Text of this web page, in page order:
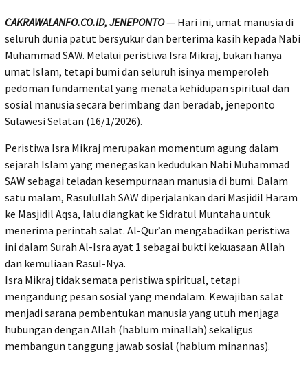
CAKRAWALANFO.CO.ID, JENEPONTO— Hari ini, umat manusia di
seluruh dunia patut bersyukur dan berterima kasih kepada Nabi
Muhammad SAW. Melalui peristiwa Isra Mikraj, bukan hanya
umat Islam, tetapi bumi dan seluruh isinya memperoleh
pedoman fundamental yang menata kehidupan spiritual dan
sosial manusia secara berimbang dan beradab, jeneponto
Sulawesi Selatan (16/1/2026).
Peristiwa Isra Mikraj merupakan momentum agung dalam
sejarah Islam yang menegaskan kedudukan Nabi Muhammad
SAW sebagai teladan kesempurnaan manusia di bumi. Dalam
satu malam, Rasulullah SAW diperjalankan dari Masjidil Haram
ke Masjidil Aqsa, lalu diangkat ke Sidratul Muntaha untuk
menerima perintah salat. Al-Qur’an mengabadikan peristiwa
ini dalam Surah Al-Isra ayat 1 sebagai bukti kekuasaan Allah
dan kemuliaan Rasul-Nya.
Isra Mikraj tidak semata peristiwa spiritual, tetapi
mengandung pesan sosial yang mendalam. Kewajiban salat
menjadi sarana pembentukan manusia yang utuh menjaga
hubungan dengan Allah (hablum minallah) sekaligus
membangun tanggung jawab sosial (hablum minannas).